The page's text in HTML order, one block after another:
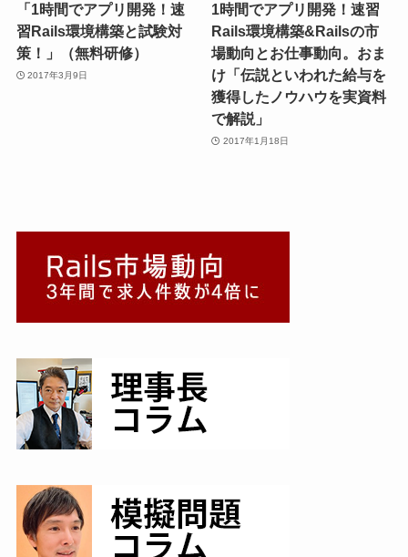
「1時間でアプリ開発！速
習Rails環境構築と試験対
策！」（無料研修）
2017年3月9日
1時間でアプリ開発！速習
Rails環境構築&Railsの市
場動向とお仕事動向。おま
け「伝説といわれた給与を
獲得したノウハウを実資料
で解説」
2017年1月18日